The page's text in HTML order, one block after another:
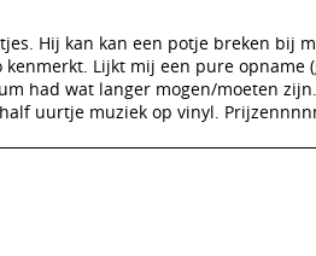
Hij kan kan een potje breken bij
Lijkt mij een pure opname
had wat langer mogen/moeten
uurtje muziek op vinyl.